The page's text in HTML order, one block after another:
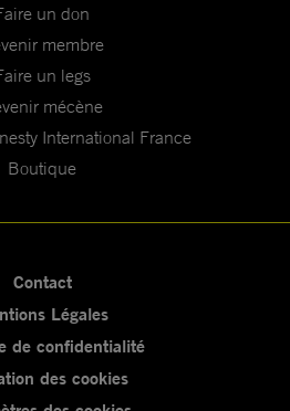
un don
membre
un legs
mécène
International France
Boutique
Contact
Légales
de confidentialité
des cookies